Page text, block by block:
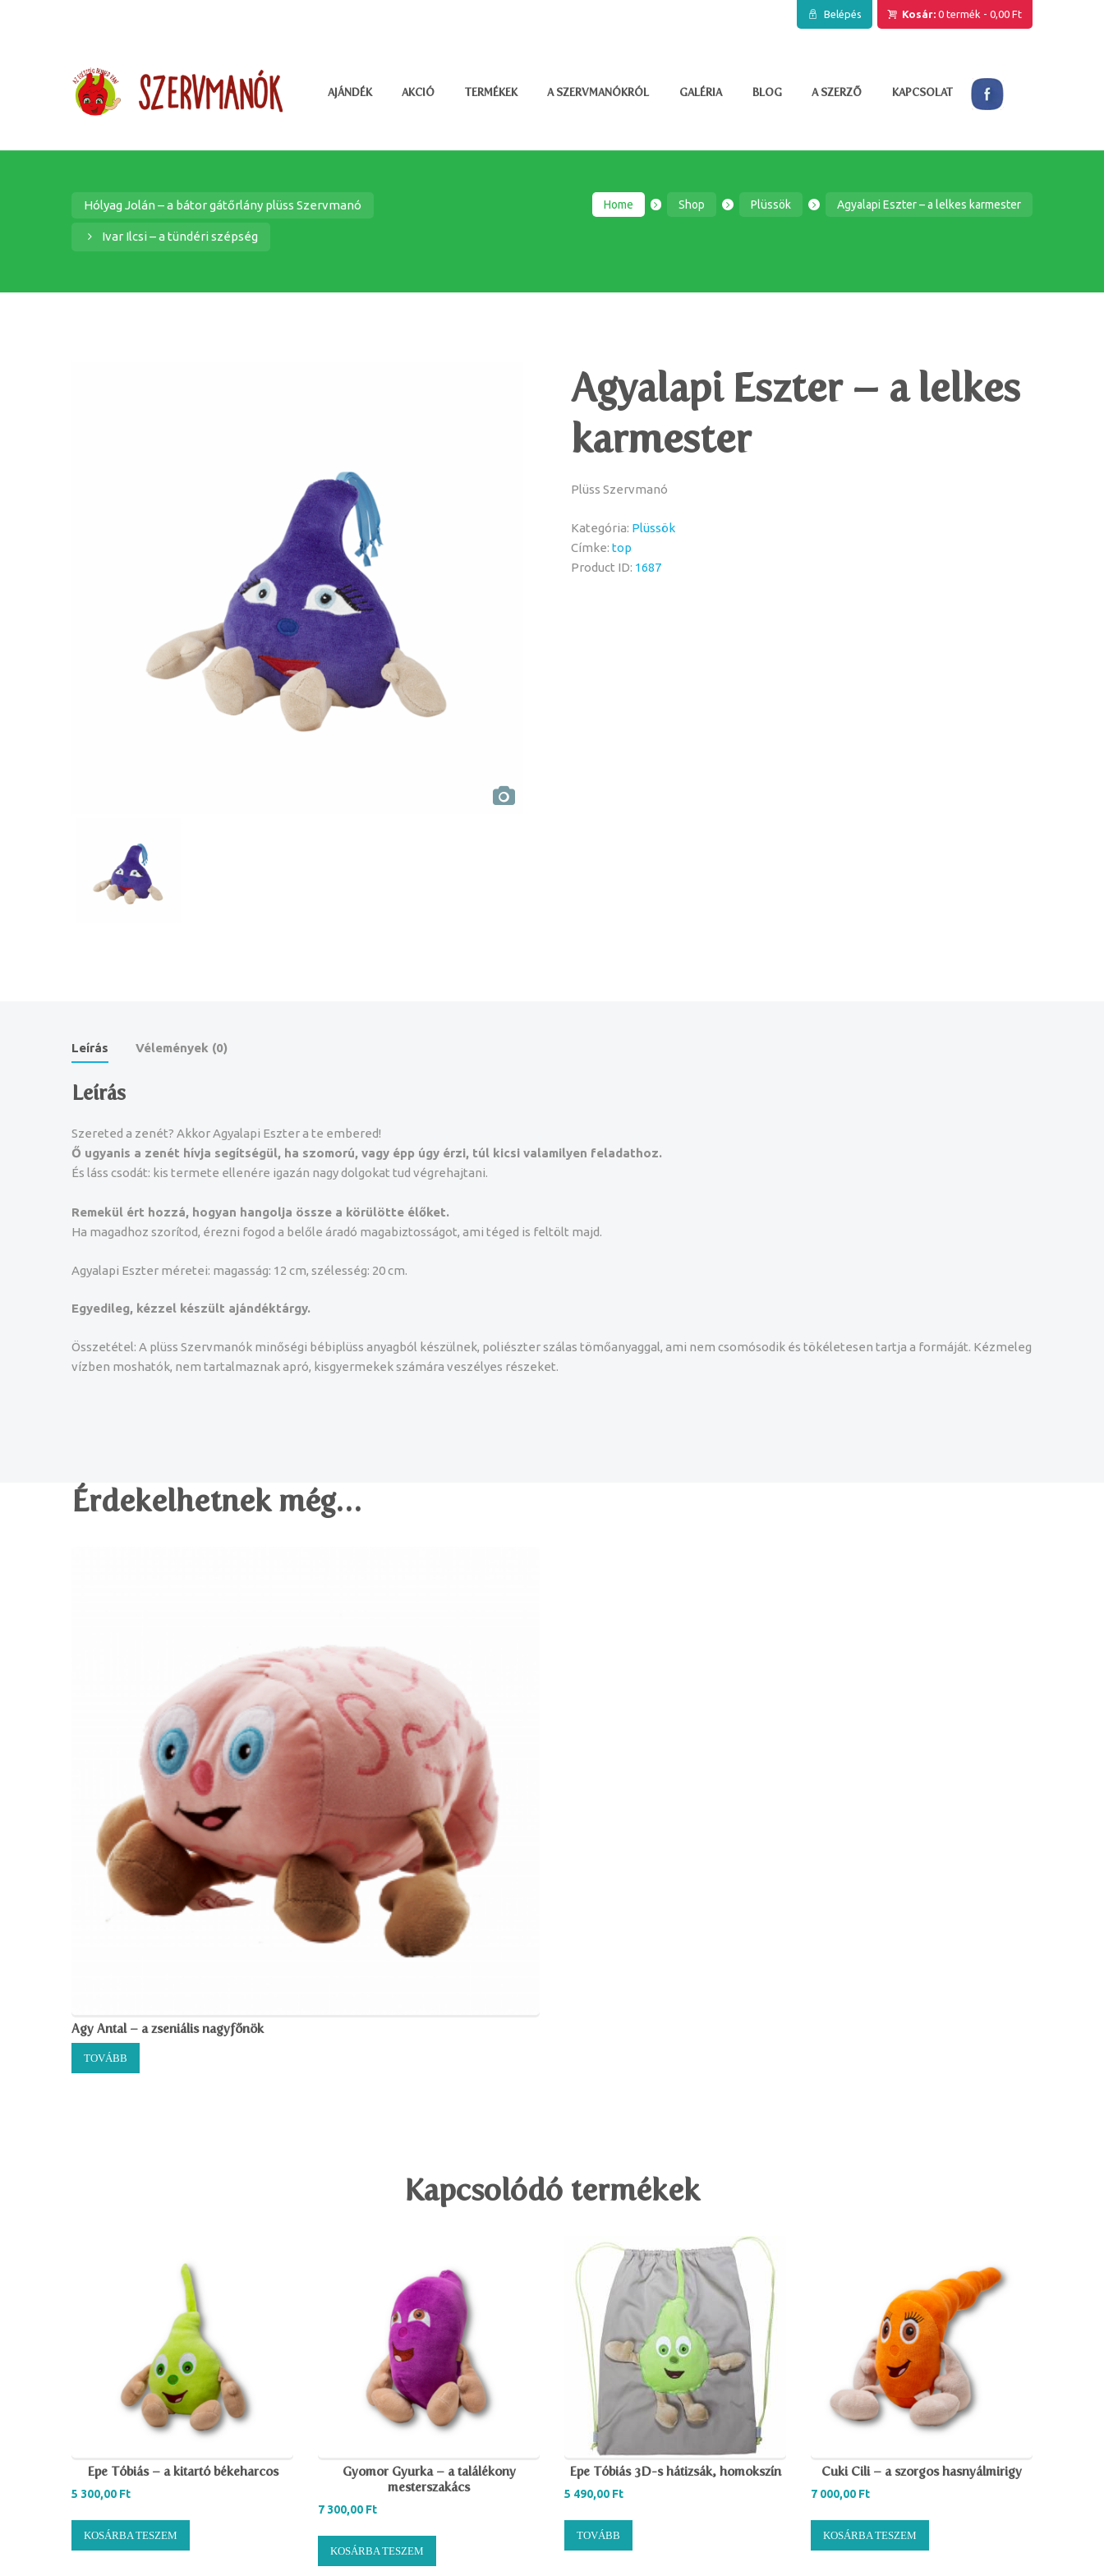
Belépés Kosár: 0 termék -0,00 Ft
AJÁNDÉK AKCIÓ TERMÉKEK A SZERVMANÓKRÓL GALÉRIA BLOG A SZERZŐ KAPCSOLAT
Hólyag Jolán – a bátor gátőrlány plüss Szervmanó
Ivar Ilcsi – a tündéri szépség
Home Shop Plüssök Agyalapi Eszter – a lelkes karmester
Agyalapi Eszter – a lelkes
karmester
Plüss Szervmanó
Kategória: Plüssök
Címke:top
Product ID: 1687
Leírás Vélemények (0)
Leírás
Szereted a zenét? Akkor Agyalapi Eszter a te embered!
Ő ugyanis a zenét hívja segítségül, ha szomorú, vagy épp úgy érzi, túl kicsi valamilyen feladathoz.
És láss csodát: kis termete ellenére igazán nagy dolgokat tud végrehajtani.
Remekül ért hozzá, hogyan hangolja össze a körülötte élőket.
Ha magadhoz szorítod, érezni fogod a belőle áradó magabiztosságot, ami téged is feltölt majd.
Agyalapi Eszter méretei: magasság: 12 cm, szélesség: 20 cm.
Egyedileg, kézzel készült ajándéktárgy.
Összetétel: A plüss Szervmanók minőségi bébiplüss anyagból készülnek, poliészter szálas tömőanyaggal, ami nem csomósodik és tökéletesen tartja a formáját. Kézmeleg
vízben moshatók, nem tartalmaznak apró, kisgyermekek számára veszélyes részeket.
Érdekelhetnek még…
Agy Antal – a zseniális nagyfőnök
TOVÁBB
Kapcsolódó termékek
Epe Tóbiás – a kitartó békeharcos
5 300,00 Ft
KOSÁRBA TESZEM
Gyomor Gyurka – a találékony
mesterszakács
7 300,00 Ft
KOSÁRBA TESZEM
Epe Tóbiás 3D-s hátizsák, homokszín
5 490,00 Ft
TOVÁBB
Cuki Cili – a szorgos hasnyálmirigy
7 000,00 Ft
KOSÁRBA TESZEM